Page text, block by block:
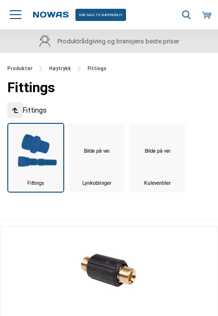
KUN SALG TIL NÆRINGSLIV
Kundeservice på norsk
Produkter Høytrykk Fittings
Fittings
Fittings
Fittings Lynkoblinger Kuleventiler